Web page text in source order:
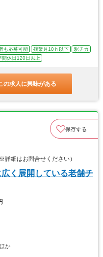
も応募可能 残業月10ｈ以下
駅チカ
間休日120日以上
の求人に興味がある
保存する
細はお問合せください）
く展開している老舗チ
か